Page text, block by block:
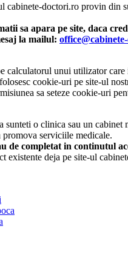
cabinete-doctori.ro provin
sa apara pe site, daca
la mailul:
calculatorul unui utilizator
cookie-uri pe site-ul
sa seteze cookie-uri
sunteti o clinica sau un cabinet
serviciile medicale.
de completat in continutul
existente deja pe site-ul